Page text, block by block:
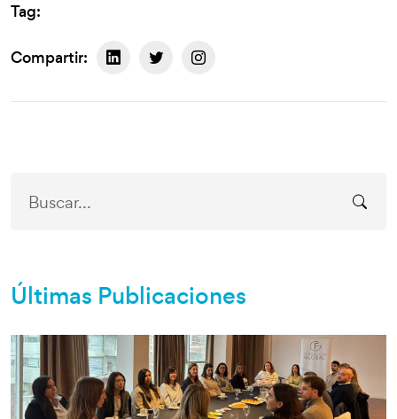
Tag:
Compartir:
Últimas Publicaciones